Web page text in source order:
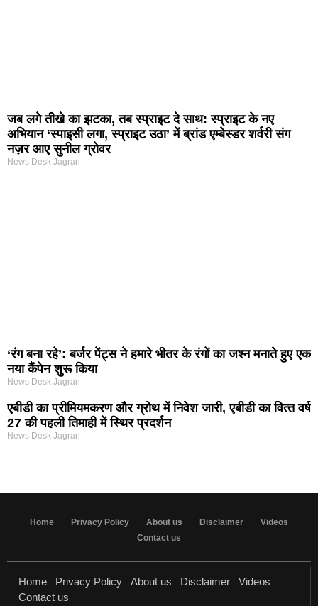
जब लगे तीखे का झटका, तब स्प्राइट दे साथ: स्प्राइट के नए
अभियान ‘स्पाइसी लगा, स्प्राइट उठा’ में ब्रांड एम्बेस्डर शर्वरी संग
नज़र आए सुनील ग्रोवर
News Desk Jagran
‘रंग बना रहे’: बर्जर पेंट्स ने हमारे भीतर के रंगों का जश्न मनाते हुए एक
नया कैंपेन शुरू किया
News Desk Jagran
एबीडी का प्रीमियमकरण और ग्रोथ में निवेश जारी, एबीडी का वित्‍त वर्ष
27 की पहली तिमाही में स्थिर प्रदर्शन
News Desk Jagran
Home Privacy Policy About us Disclaimer
Videos
Contact us
Home Privacy Policy About us Disclaimer
Videos
Contact us